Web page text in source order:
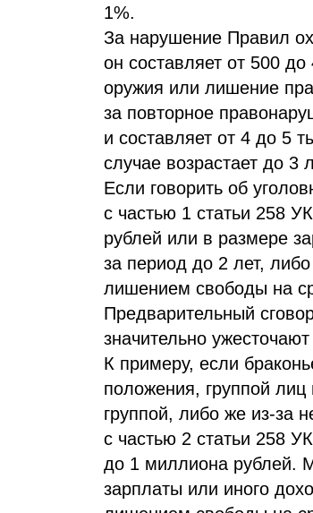
1%.
За нарушение Правил
он составляет от 500
оружия или лишение
за повторное
и составляет от 4 до 5
случае возрастает до 3
Если говорить об
с частью 1 статьи 258
рублей или в размере
за период до 2 лет,
лишением свободы на
Предварительный
значительно
К примеру, если
положения, группой лиц
группой, либо же из-за
с частью 2 статьи 258
до 1 миллиона рублей.
зарплаты или иного